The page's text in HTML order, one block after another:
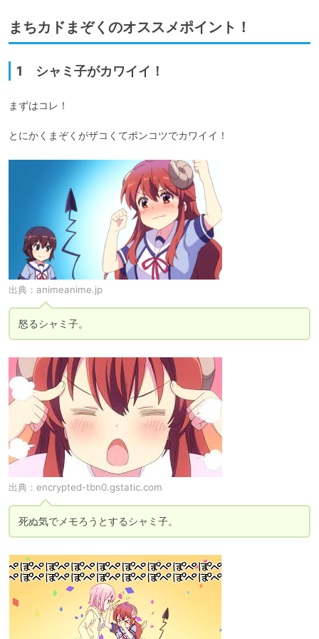
まちカドまぞくのオススメポイント！
1 シャミ子がカワイイ！
まずはコレ！
とにかくまぞくがザコくてポンコツでカワイイ！
出典： animeanime.jp
怒るシャミ子。
出典： encrypted-tbn0.gstatic.com
死ぬ気でメモろうとするシャミ子。